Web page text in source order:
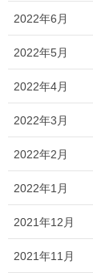
2022年6月
2022年5月
2022年4月
2022年3月
2022年2月
2022年1月
2021年12月
2021年11月